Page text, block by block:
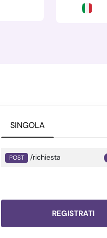
SINGOLA
POST /richiesta
REGISTRATI